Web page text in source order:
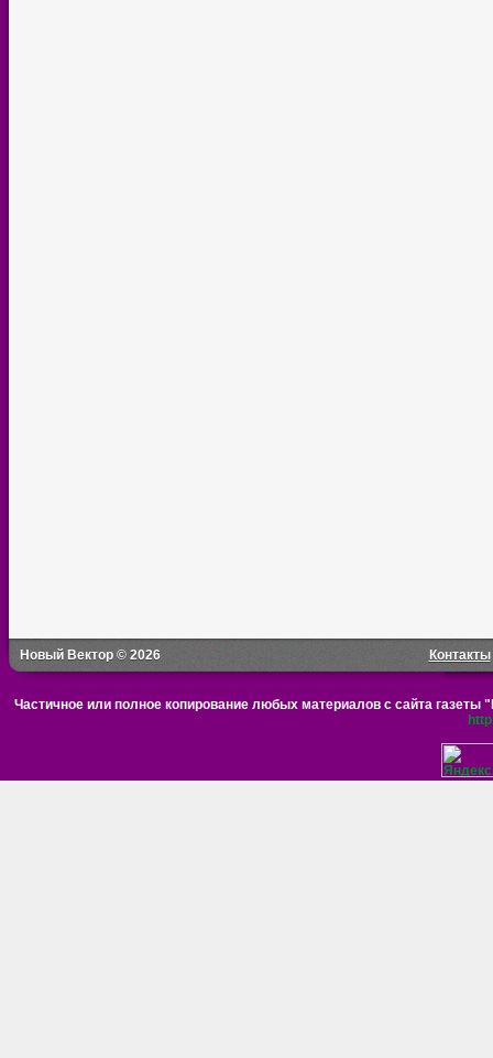
Новый Вектор © 2026 Контакты
Частичное или полное копирование любых материалов с сайта газеты